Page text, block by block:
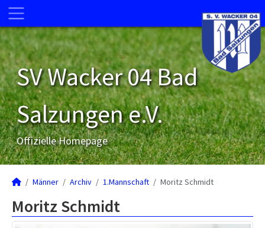
SV Wacker 04 Bad
Salzungen e.V.
Offizielle Homepage
Männer Archiv 1.Mannschaft Moritz Schmidt
Moritz Schmidt